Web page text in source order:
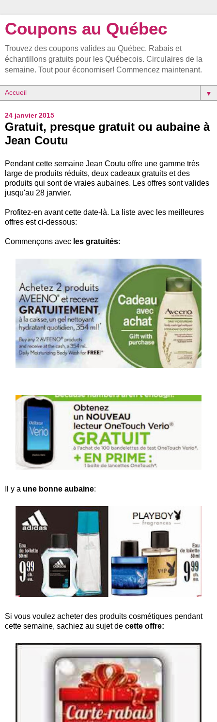
Coupons au Québec
Trouvez des coupons valides au Québec. Rabais et
échantillons gratuits pour les Québecois. Circulaires de la
semaine. Tout pour économiser! Commencez maintenant.
▼
24 janvier 2015
Gratuit, presque gratuit ou aubaine à
Jean Coutu
Pendant cette semaine Jean Coutu offre une gamme très
large de produits réduits, deux cadeaux gratuits et des
produits qui sont de vraies aubaines. Les offres sont valides
jusqu'au 28 janvier.
Profitez-en avant cette date-là. La liste avec les meilleures
offres est ci-dessous:
Commençons avec les gratuités:
Il y a une bonne aubaine:
Si vous voulez acheter des produits cosmétiques pendant
cette semaine, sachiez au sujet de cette offre: